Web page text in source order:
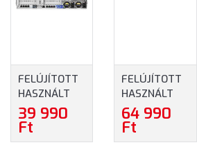
FELÚJÍTOTT
HASZNÁLT
HPE
PROLIANT
DL380 GEN9
39 990
Ft
FELÚJÍTOTT
HASZNÁLT
HP PROLIANT
DL160 GEN9
HOT PLUG
64 990
Ft